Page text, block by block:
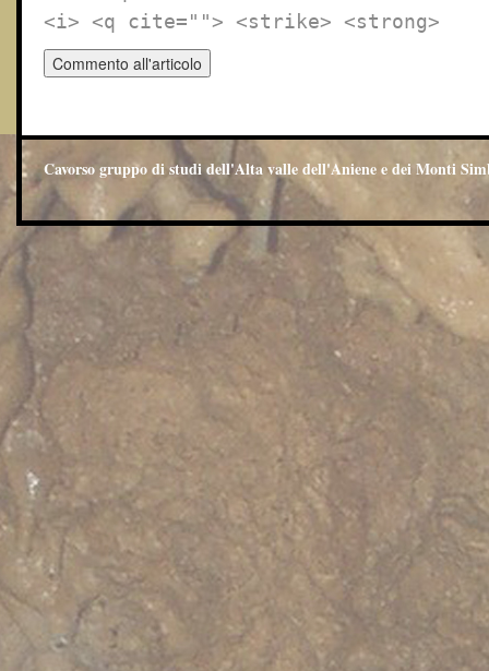
<i> <q cite=""> <strike> <strong>
Cavorso gruppo di studi dell'Alta valle dell'Aniene e dei Monti